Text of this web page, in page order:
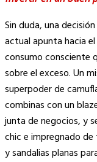
Sin duda, una
actual apunta hacia
consumo consciente
sobre el exceso. Un
superpoder de
combinas con un
junta de negocios, y
chic e impregnado
y sandalias planas